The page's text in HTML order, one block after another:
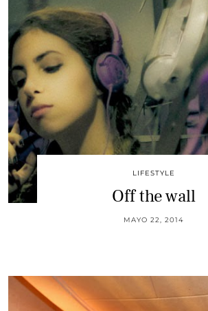
LIFESTYLE
Off the wall
MAYO 22, 2014